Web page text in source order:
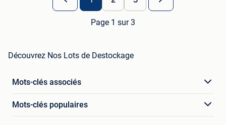
Page 1 sur 3
Découvrez Nos Lots de Destockage
Mots-clés associés
Mots-clés populaires